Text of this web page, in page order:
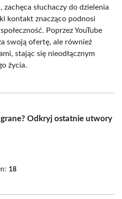
słuchaczy do dzielenia
kontakt znacząco podnosi
Poprzez YouTube
swoją ofertę, ale również
stając się nieodłącznym
życia.
Odkryj ostatnie utwory
18